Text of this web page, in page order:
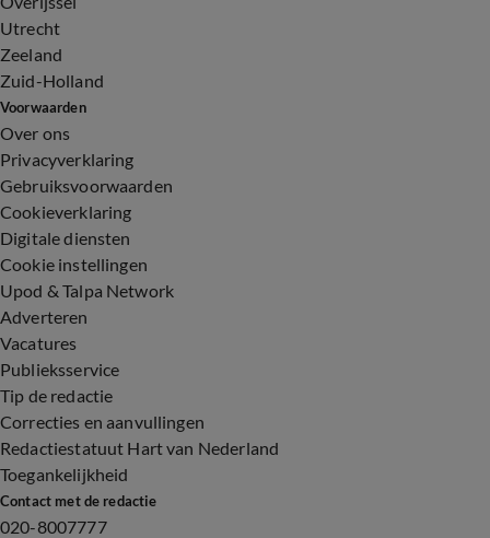
Utrecht
Zeeland
Zuid-Holland
Voorwaarden
Over ons
Privacyverklaring
Gebruiksvoorwaarden
Cookieverklaring
Digitale diensten
Cookie instellingen
Upod & Talpa Network
Adverteren
Vacatures
Publieksservice
Tip de redactie
Correcties en aanvullingen
Redactiestatuut Hart van Nederland
Toegankelijkheid
Contact met de redactie
020-8007777